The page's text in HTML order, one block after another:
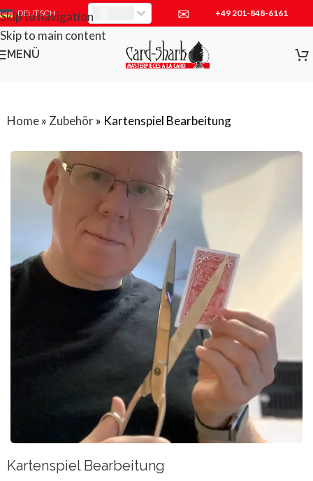
Skip to navigation
Skip to main content
DEUTSCH ✉ +49 201-848-6161
MENÜ
Home» Zubehör» Kartenspiel Bearbeitung
Kartenspiel Bearbeitung